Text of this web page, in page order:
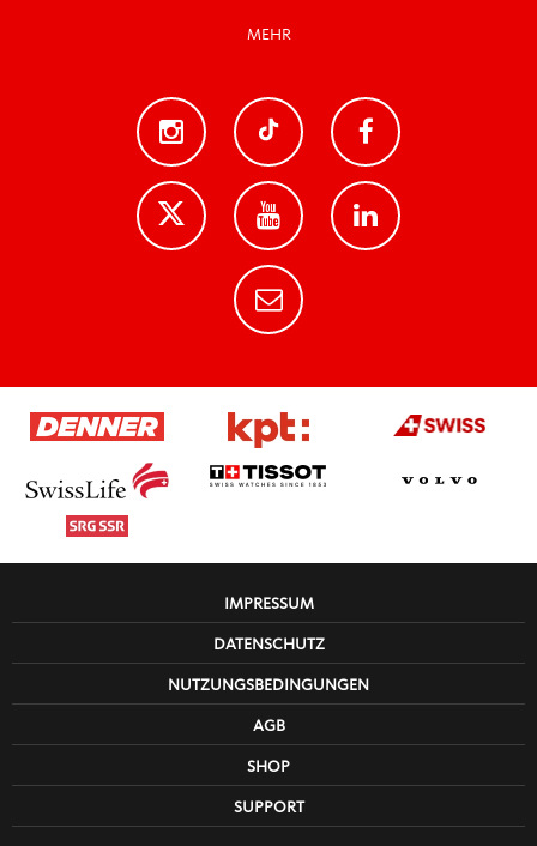
MEHR
IMPRESSUM
DATENSCHUTZ
NUTZUNGSBEDINGUNGEN
AGB
SHOP
SUPPORT